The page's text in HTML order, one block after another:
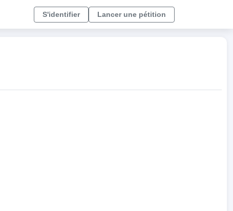
S'identifier Lancer une pétition